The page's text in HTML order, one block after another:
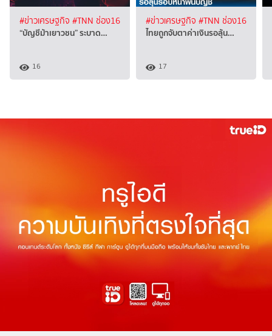
#ข่าวเศรษฐกิจ #TNN ช่อง16
“บัญชีม้าเยาวชน” ระบาด…
16
#ข่าวเศรษฐกิจ #TNN ช่อง16
ไทยถูกจับตาค่าเงินรอลุ้น…
17